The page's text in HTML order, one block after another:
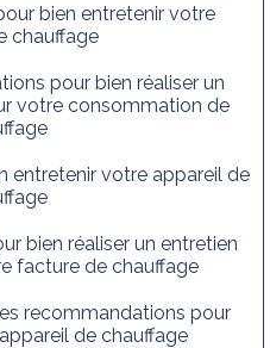
bien entretenir votre
chauffage
pour bien réaliser un
votre consommation de
entretenir votre appareil de
bien réaliser un entretien
facture de chauffage
recommandations pour
de chauffage